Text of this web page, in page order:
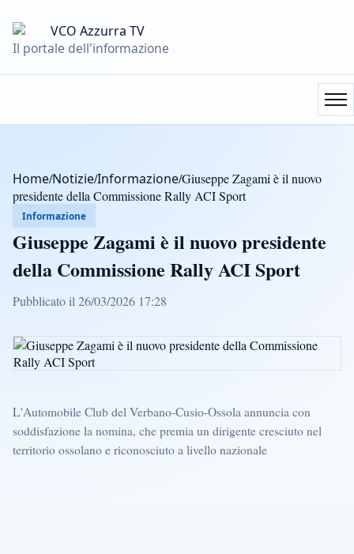
Il portale dell'informazione
Home/Notizie/Informazione/Giuseppe Zagami è il nuovo
presidente della Commissione Rally ACI Sport
Informazione
Giuseppe Zagami è il nuovo presidente
della Commissione Rally ACI Sport
Pubblicato il 26/03/2026 17:28
L'Automobile Club del Verbano-Cusio-Ossola annuncia con
soddisfazione la nomina, che premia un dirigente cresciuto nel
territorio ossolano e riconosciuto a livello nazionale